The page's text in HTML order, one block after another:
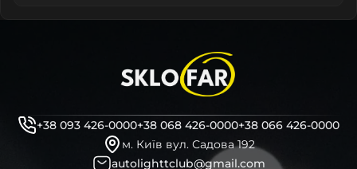
+38 093 426-0000+38 068 426-0000+38 066 426-0000
м. Київ вул. Садова 192
autolighttclub@gmail.com